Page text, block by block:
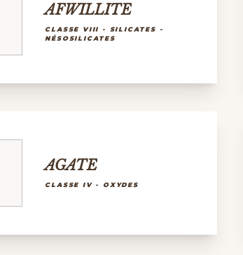
AFWILLITE
CLASSE VIII - SILICATES -
NÉSOSILICATES
AGATE
CLASSE IV - OXYDES